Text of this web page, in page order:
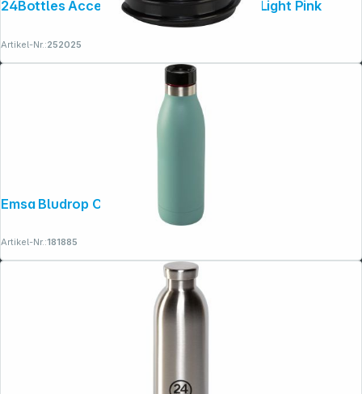
24Bottles Accessories Bottle Sport Lid, Light Pink
Artikel-Nr.:252025
Artikel-Nr.:181885